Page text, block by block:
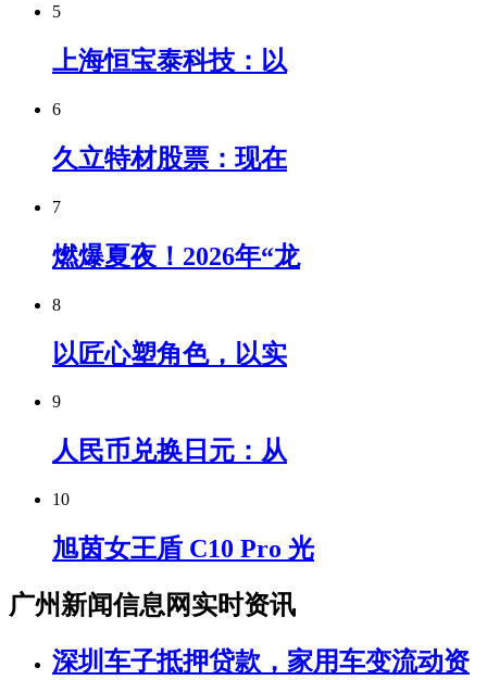
5
上海恒宝泰科技：以
6
久立特材股票：现在
7
燃爆夏夜！2026年“龙
8
以匠心塑角色，以实
9
人民币兑换日元：从
10
旭茵女王盾 C10 Pro 光
广州新闻信息网实时资讯
深圳车子抵押贷款，家用车变流动资